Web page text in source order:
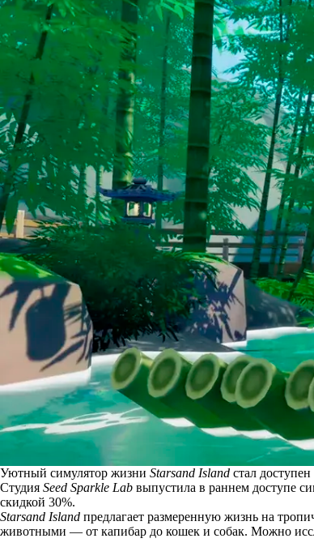
Уютный симулятор жизни Starsand Island стал
Студия Seed Sparkle Lab выпустила в раннем доступе
скидкой 30%.
Starsand Island предлагает размеренную жизнь на
животными — от капибар до кошек и собак. Можно